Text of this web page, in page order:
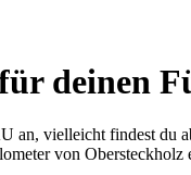
deinen
vielleicht findest du
von Obersteckholz